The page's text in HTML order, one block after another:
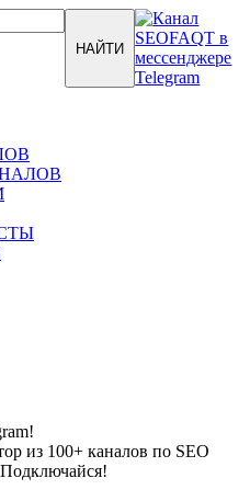
из 100+ каналов по SEO